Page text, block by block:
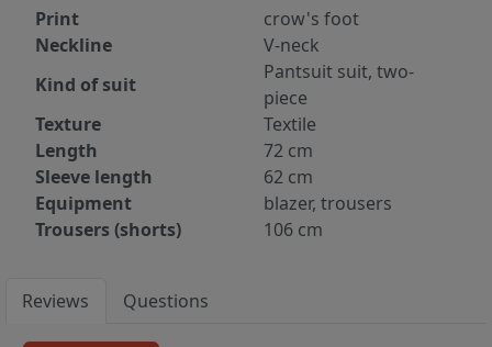
Print
crow's foot
Neckline
V-neck
Kind of suit
Pantsuit suit, two-
piece
Texture
Textile
Length
72 cm
Sleeve length
62 cm
Equipment
blazer, trousers
Trousers (shorts)
106 cm
Reviews Questions